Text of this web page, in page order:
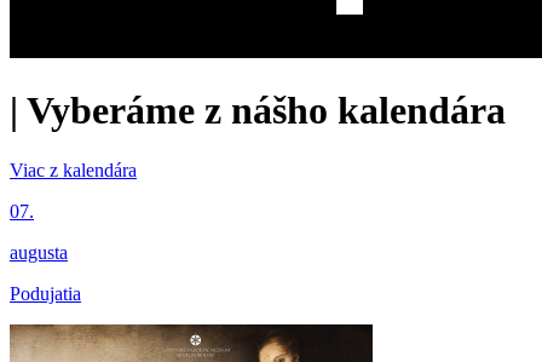
| Vyberáme z nášho kalendára
Viac z kalendára
07.
augusta
Podujatia